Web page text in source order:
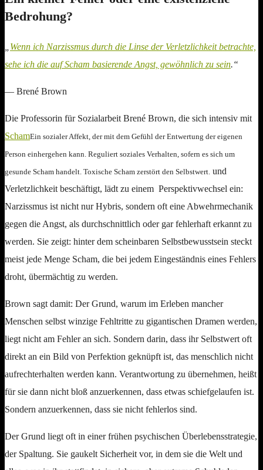
Bedrohung?
„Wenn ich Narzissmus durch die Linse der Verletzlichkeit betrachte,
sehe ich die auf Scham basierende Angst, gewöhnlich zu sein.“
— Brené Brown
Die Professorin für Sozialarbeit Brené Brown, die sich intensiv mit
SchamEin sozialer Affekt, der mit dem Gefühl der Entwertung der eigenen
Person einhergehen kann. Reguliert soziales Verhalten, sofern es sich um
gesunde Scham handelt. Toxische Scham zerstört den Selbstwert. und
Verletzlichkeit beschäftigt, lädt zu einem Perspektivwechsel ein:
Narzissmus ist nicht nur Hybris, sondern oft eine Abwehrmechanik
gegen die Angst, als durchschnittlich oder gar fehlerhaft erkannt zu
werden. Sie zeigt: hinter dem scheinbaren Selbstbewusstsein steckt
meist jede Menge Scham, die bei jedem Eingeständnis eines Fehlers
droht, übermächtig zu werden.
Brown sagt damit: Der Grund, warum im Erleben mancher
Menschen selbst winzige Fehltritte zu gigantischen Dramen werden,
liegt nicht am Fehler an sich. Sondern darin, dass ihr Selbstwert oft
direkt an ein Bild von Perfektion geknüpft ist, das menschlich nicht
aufrechterhalten werden kann. Verantwortung zu übernehmen, heißt
für sie dann nicht bloß anzuerkennen, dass etwas schiefgelaufen ist.
Sondern anzuerkennen, dass sie nicht fehlerlos sind.
Der Grund liegt oft in einer frühen psychischen Überlebensstrategie,
der Spaltung. Sie gaukelt Sicherheit vor, in dem sie die Welt und